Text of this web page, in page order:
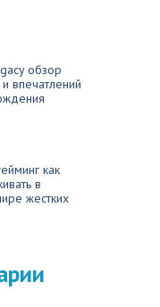
обзор
впечатлений
как
в
жестких